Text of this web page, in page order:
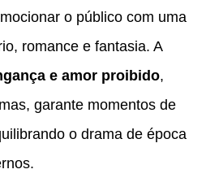
o público com uma
romance e fantasia. A
e amor proibido,
garante momentos de
o drama de época